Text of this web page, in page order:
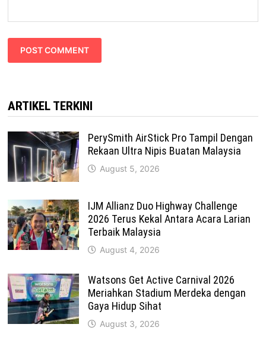
ARTIKEL TERKINI
PerySmith AirStick Pro Tampil Dengan
Rekaan Ultra Nipis Buatan Malaysia
August 5, 2026
IJM Allianz Duo Highway Challenge
2026 Terus Kekal Antara Acara Larian
Terbaik Malaysia
August 4, 2026
Watsons Get Active Carnival 2026
Meriahkan Stadium Merdeka dengan
Gaya Hidup Sihat
August 3, 2026